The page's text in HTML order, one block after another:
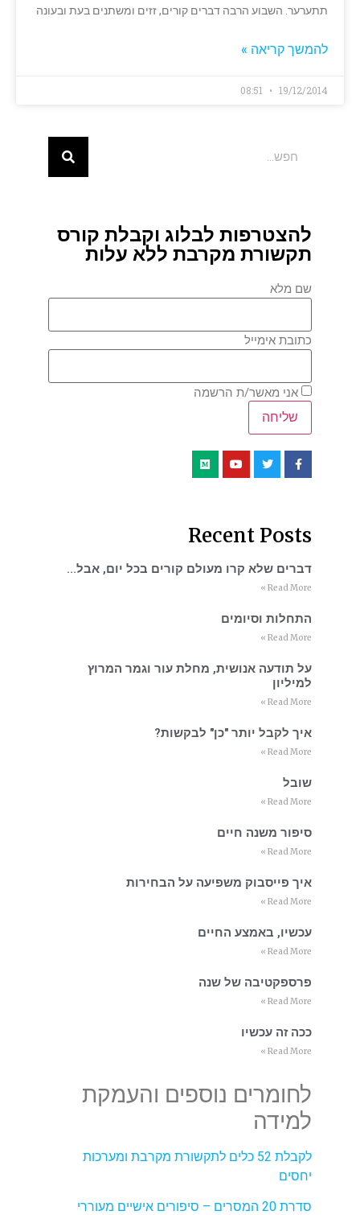
תתערער. השבוע הרבה דברים קורים, זזים ומשתנים בעת ובעונה
להמשך קריאה »
19/12/2014
להצטרפות לבלוג וקבלת קורס
תקשורת מקרבת ללא עלות
שם מלא
כתובת אימייל
אני מאשר/ת הרשמה
Recent Posts
דברים שלא קרו מעולם קורים בכל יום, אבל…
Read More »
התחלות וסיומים
Read More »
על תודעה אנושית, מחלת עור וגמר המרוץ
למיליון
Read More »
איך לקבל יותר "כן" לבקשות?
Read More »
שובל
Read More »
סיפור משנה חיים
Read More »
איך פייסבוק משפיעה על הבחירות
Read More »
עכשיו, באמצע החיים
Read More »
פרספקטיבה של שנה
Read More »
ככה זה עכשיו
Read More »
לחומרים נוספים והעמקת
למידה
לקבלת 52 כלים לתקשורת מקרבת ומערכות
יחסים
סדרת 20 המסרים – סיפורים אישיים מעוררי